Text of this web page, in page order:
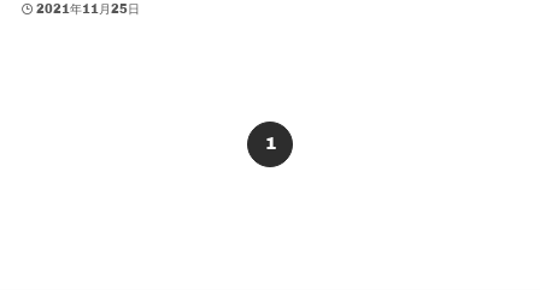
2021年11月25日
1